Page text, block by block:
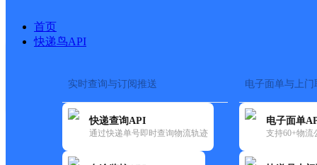
首页
快递鸟API
实时查询与订阅推送
快递查询API
通过快递单号即时查询物流轨迹
电子面单与上门
电子面单
支持60+物流
快运大全 快递时效